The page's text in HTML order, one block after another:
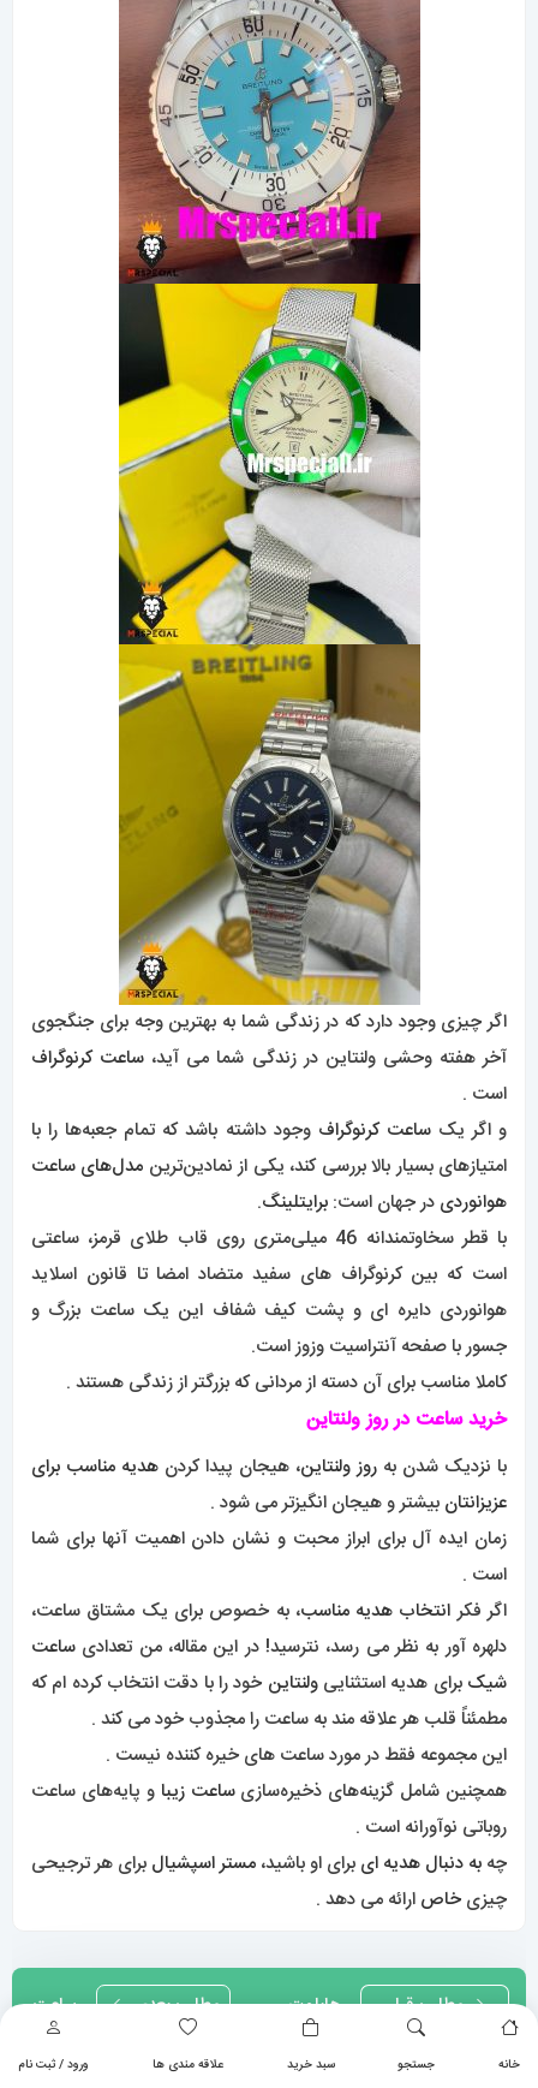
خانه جستجو سبد خرید علاقه مندی ها ورود / ثبت نام
اگر چیزی وجود دارد که در زندگی شما به بهترین وجه برای جنگجوی
آخر هفته وحشی ولنتاین در زندگی شما می آید، ساعت کرنوگراف
است .
و اگر یکساعت کرنوگراف وجود داشته باشد که تمام جعبه‌ها را با
امتیازهای بسیار بالا بررسی کند، یکی از نمادین‌ترین مدل‌های ساعت
هوانوردی در جهان است: برایتلینگ.
با قطر سخاوتمندانه 46 میلی‌متری روی قاب طلای قرمز، ساعتی
است که بین کرنوگراف های سفید متضاد امضا تا قانون اسلاید
هوانوردی دایره ای و پشت کیف شفاف این یک ساعت بزرگ و
جسور با صفحه آنتراسیت وزوز است.
کاملا مناسب برای آن دسته از مردانی که بزرگتر از زندگی هستند .
خرید ساعت در روز ولنتاین
با نزدیک شدن به روز ولنتاین، هیجان پیدا کردن هدیه مناسب برای
عزیزانتان بیشتر و هیجان انگیزتر می شود .
زمان ایده آل برای ابراز محبت و نشان دادن اهمیت آنها برای شما
است .
اگر فکر انتخاب هدیه مناسب، به خصوص برای یک مشتاق ساعت،
دلهره آور به نظر می رسد، نترسید! در این مقاله، من تعدادی ساعت
شیک برای هدیه استثناییولنتاین خود را با دقت انتخاب کرده ام که
مطمئناً قلب هر علاقه مند به ساعت را مجذوب خود می کند .
این مجموعه فقط در مورد ساعت های خیره کننده نیست .
همچنین شامل گزینه‌های ذخیره‌سازیساعت زیبا و پایه‌های ساعت
روباتی نوآورانه است .
چه به دنبال هدیه ای برای او باشید، مستر اسپشیال برای هر ترجیحی
چیزی خاص ارائه می دهد .
راهبری
نوشته
مطلب قبلی
هابلوت
یا برایتلینگ کدام برند به سلیقه
شما نزدیکتر است؟ 0419
مطلب بعدی
ساعت
مچی یک هدیه مناسب برای روز
پدر 0421